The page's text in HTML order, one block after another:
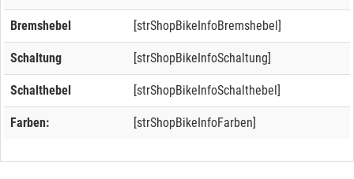
Bremshebel [strShopBikeInfoBremshebel]
Schaltung [strShopBikeInfoSchaltung]
Schalthebel [strShopBikeInfoSchalthebel]
Farben: [strShopBikeInfoFarben]